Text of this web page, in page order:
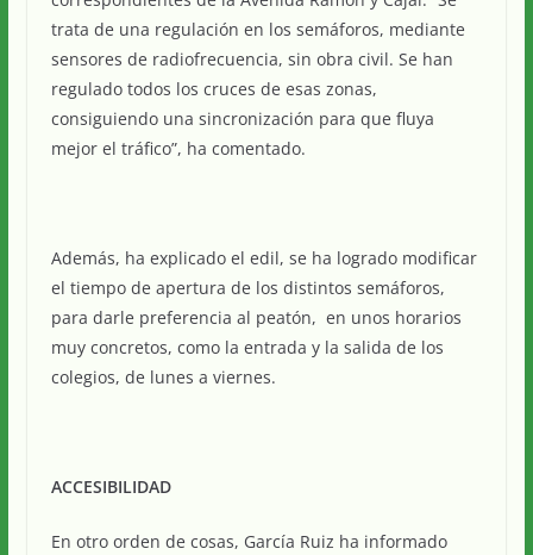
trata de una regulación en los semáforos, mediante
sensores de radiofrecuencia, sin obra civil. Se han
regulado todos los cruces de esas zonas,
consiguiendo una sincronización para que fluya
mejor el tráfico”, ha comentado.
Además, ha explicado el edil, se ha logrado modificar
el tiempo de apertura de los distintos semáforos,
para darle preferencia al peatón, en unos horarios
muy concretos, como la entrada y la salida de los
colegios, de lunes a viernes.
ACCESIBILIDAD
En otro orden de cosas, García Ruiz ha informado